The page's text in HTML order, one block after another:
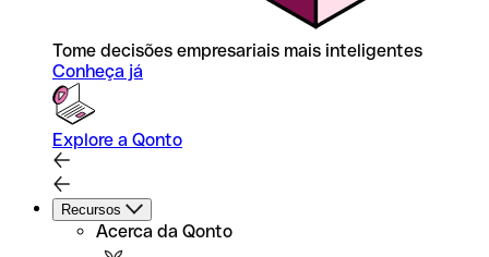
Tome decisões empresariais mais inteligentes
Conheça já
Explore a Qonto
Recursos
Acerca da Qonto